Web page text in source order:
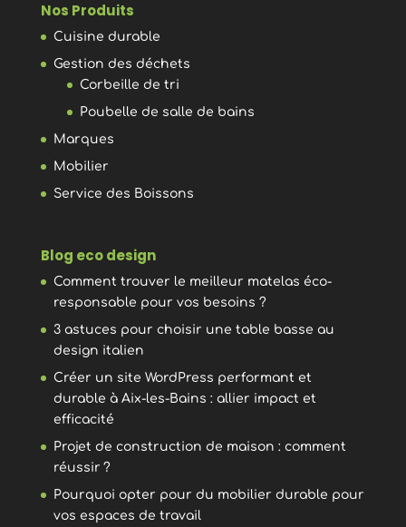
Nos Produits
Cuisine durable
Gestion des déchets
Corbeille de tri
Poubelle de salle de bains
Marques
Mobilier
Service des Boissons
Blog eco design
Comment trouver le meilleur matelas éco-
responsable pour vos besoins ?
3 astuces pour choisir une table basse au
design italien
Créer un site WordPress performant et
durable à Aix-les-Bains : allier impact et
efficacité
Projet de construction de maison : comment
réussir ?
Pourquoi opter pour du mobilier durable pour
vos espaces de travail